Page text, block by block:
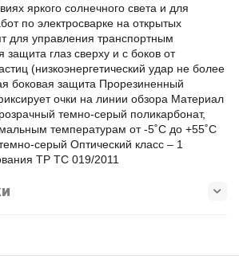
яркого солнечного света и для
по электросварке на открытых
для управления транспортным
глаз сверху и с боков от
(низкоэнергетический удар не более
боковая защита Прорезиненный
очки на линии обзора Материал
темно-серый поликарбонат,
температурам от -5˚С до +55˚С
серый Оптический класс – 1
ТР ТС 019/2011